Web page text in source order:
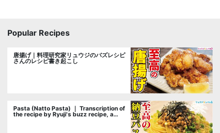
Popular Recipes
唐揚げ｜料理研究家リュウジのバズレシピ
さんのレシピ書き起こし
Pasta (Natto Pasta) ｜ Transcription of
the recipe by Ryuji's buzz recipe, a